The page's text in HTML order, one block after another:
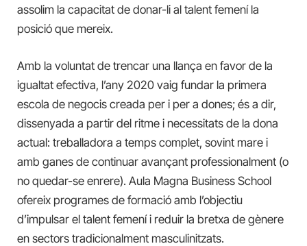
assolim la capacitat de donar-li al talent femení la
posició que mereix.
Amb la voluntat de trencar una llança en favor de la
igualtat efectiva, l’any 2020 vaig fundar la primera
escola de negocis creada per i per a dones; és a dir,
dissenyada a partir del ritme i necessitats de la dona
actual: treballadora a temps complet, sovint mare i
amb ganes de continuar avançant professionalment (o
no quedar-se enrere). Aula Magna Business School
ofereix programes de formació amb l’objectiu
d’impulsar el talent femení i reduir la bretxa de gènere
en sectors tradicionalment masculinitzats.